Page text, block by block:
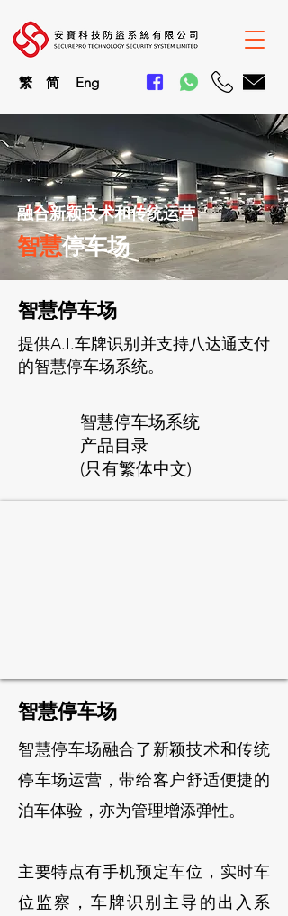
繁 简 Eng
融合新颖技术和传统运营
智慧停车场
智慧停车场
提供A.I.车牌识别并支持八达通支付
的智慧停车场系统。
智慧停车场系统
产品目录
(只有繁体中文)
智慧停车场
智慧停车场融合了新颖技术和传统
停车场运营 ，带给客户舒适便捷的
泊车体验，亦为管理增添弹性。
主要特点有手机预定车位，实时车
位监察，车牌识别主导的出入系